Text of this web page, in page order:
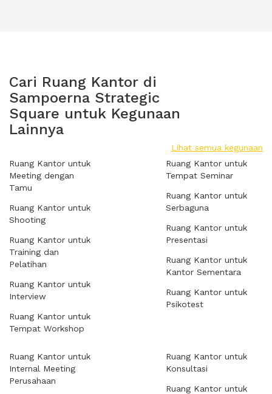
Cari Ruang Kantor di
Sampoerna Strategic
Square untuk Kegunaan
Lainnya
Lihat semua kegunaan
Ruang Kantor untuk
Meeting dengan
Tamu
Ruang Kantor untuk
Shooting
Ruang Kantor untuk
Training dan
Pelatihan
Ruang Kantor untuk
Interview
Ruang Kantor untuk
Tempat Workshop
Ruang Kantor untuk
Tempat Seminar
Ruang Kantor untuk
Serbaguna
Ruang Kantor untuk
Presentasi
Ruang Kantor untuk
Kantor Sementara
Ruang Kantor untuk
Psikotest
Ruang Kantor untuk
Internal Meeting
Perusahaan
Ruang Kantor untuk
Konsultasi
Ruang Kantor untuk